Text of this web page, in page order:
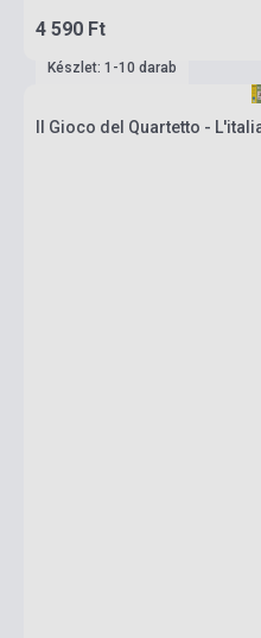
4 590 Ft
Készlet: 1-10 darab
Il Gioco del Quartetto -